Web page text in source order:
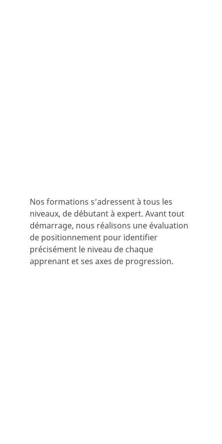
Nos formations s’adressent à tous les
niveaux, de débutant à expert. Avant tout
démarrage, nous réalisons une évaluation
de positionnement pour identifier
précisément le niveau de chaque
apprenant et ses axes de progression.